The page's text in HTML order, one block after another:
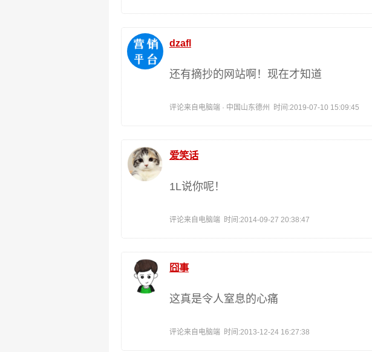
dzafl
还有摘抄的网站啊！现在才知道
评论来自电脑端 · 中国山东德州 时间:2019-07-10 15:09:45
爱笑话
1L说你呢！
评论来自电脑端 时间:2014-09-27 20:38:47
囧事
这真是令人窒息的心痛
评论来自电脑端 时间:2013-12-24 16:27:38